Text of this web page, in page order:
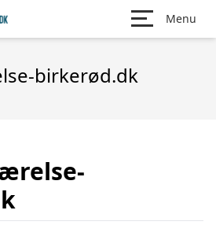
Menu
birkerød.dk